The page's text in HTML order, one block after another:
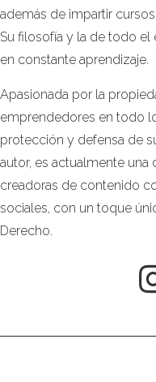
además de impartir
Su filosofía y la de todo el
en constante aprendizaje.
Apasionada por la
emprendedores en todo
protección y defensa de
autor, es actualmente una
creadoras de contenido
sociales, con un toque
Derecho.